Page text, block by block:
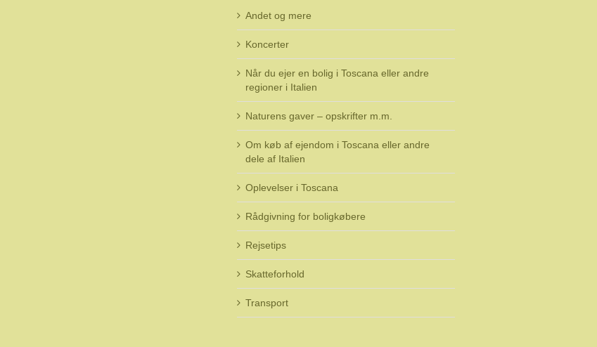
Andet og mere
Koncerter
Når du ejer en bolig i Toscana eller andre
regioner i Italien
Naturens gaver – opskrifter m.m.
Om køb af ejendom i Toscana eller andre
dele af Italien
Oplevelser i Toscana
Rådgivning for boligkøbere
Rejsetips
Skatteforhold
Transport